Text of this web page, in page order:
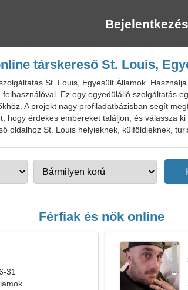
Bejelentkezés
társkereső St. Louis,
St. Louis, Egyesült Államok.
Ez egy egyedülálló szolgáltatás
A projekt nagy profiladatbázisban segít
hogy érdekes embereket találjon, és válassza
oldalhoz St. Louis helyieknek, külföldieknek,
Férfiak és nők online
31